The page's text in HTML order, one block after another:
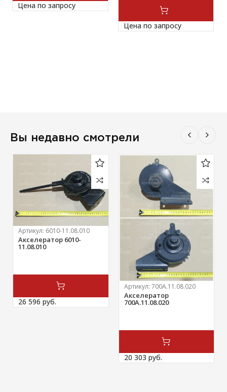
Цена по запросу
Цена по запросу
Вы недавно смотрели
Артикул: 6010-11.08.010
Акселератор 6010-
11.08.010
26 596 руб.
Артикул: 700А.11.08.020
Акселератор
700А.11.08.020
20 303 руб.